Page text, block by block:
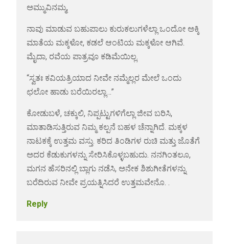
ಅಮ್ಮುವಿನಮ್ಮ,
ನಾವು ಮಾಡುವ ಬಹುಪಾಲು ಕುರುಕಲುಗಳೆಲ್ಲಾ ಒಂದೋ ಅಕ್ಕಿ
ಮಾತೆಯ ಮಕ್ಕಳೋ, ಕಡಲೆ ಆಂಟಿಯ ಮಕ್ಕಳೋ ಆಗಿವೆ.
ಮೈದಾ, ರವೆಯ ಪಾತ್ರವೂ ಕಡಿಮೆಯಿಲ್ಲ.
“ಸ್ವತಃ ಕವಿಯತ್ರಿಯಾದ ನೀವೇ ನಮ್ಮೆಲ್ಲರ ಮೇಲೆ ಒಂದು
ಛಲೋ ಹಾಡು ಬರೆಯಿರಲ್ಲಾ…”
ಕೋಡುಬಳೆ, ಚಕ್ಕುಲಿ, ನಿಪ್ಪಟ್ಟುಗಳಿಗೆಲ್ಲಾ ಜೀವ ಬರಿಸಿ,
ಮಾತಾಡಿಸುತ್ತಿರುವ ನಿಮ್ಮ ಕಲ್ಪನೆ ಬಹಳ ಚೆನ್ನಾಗಿದೆ. ಮಕ್ಕಳ
ನಾಟಕಕ್ಕೆ ಉತ್ತಮ ವಸ್ತು. ಕರಿದ ತಿಂಡಿಗಳ ರುಚಿ ಮತ್ತು ಜೊತೆಗೆ
ಅದರ ಕೆಡುಕುಗಳನ್ನು ಸೇರಿಸಿಕೊಳ್ಳಬಹುದು. ನನಗಿಂತಲೂ,
ಮಗನ ಹೆಸರಿನಲ್ಲಿ ಬ್ಲಾಗು ನಡೆಸಿ, ಅನೇಕ ಶಿಶುಗೀತೆಗಳನ್ನು
ಬರೆದಿರುವ ನೀವೇ ಪ್ರಯತ್ನಿಸಿದರೆ ಉತ್ತಮವೇನೊ. .
Reply